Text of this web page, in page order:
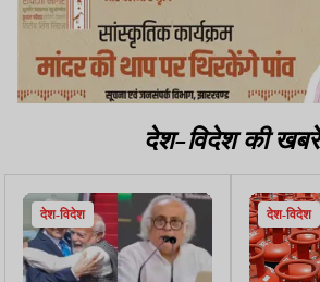
देश-विदेश की खबरें
देश-विदेश देश-विदेश